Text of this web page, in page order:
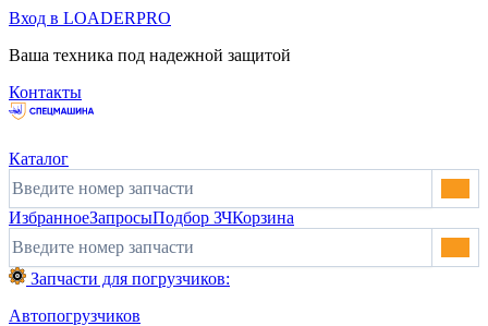
Вход в LOADERPRO
Ваша техника под надежной защитой
Контакты
Каталог
ИзбранноеЗапросыПодбор ЗЧКорзина
Запчасти для погрузчиков:
Автопогрузчиков